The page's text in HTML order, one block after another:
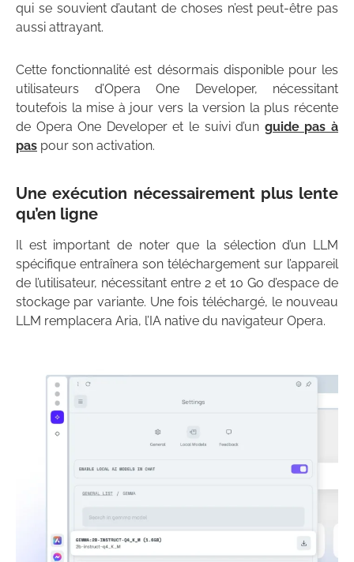
qui se souvient d’autant de choses n’est peut-être pas
aussi attrayant.
Cette fonctionnalité est désormais disponible pour les
utilisateurs d’Opera One Developer, nécessitant
toutefois la mise à jour vers la version la plus récente
de Opera One Developer et le suivi d’un guide pas à
pas pour son activation.
Une exécution nécessairement plus lente
qu’en ligne
Il est important de noter que la sélection d’un LLM
spécifique entraînera son téléchargement sur l’appareil
de l’utilisateur, nécessitant entre 2 et 10 Go d’espace de
stockage par variante. Une fois téléchargé, le nouveau
LLM remplacera Aria, l’IA native du navigateur Opera.